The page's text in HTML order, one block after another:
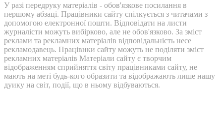
У разі передруку матеріалів - обов'язкове посилання в
першому абзаці. Працівники сайту спілкується з читачами з
допомогою електронної пошти. Відповідати на листи
журналісти можуть вибірково, але не обов'язково. За зміст
реклами та рекламних матеріалів відповідальність несе
рекламодавець. Працівнки сайту можуть не поділяти зміст
рекламних матеріалів Матеріали сайту є творчим
відображенням сприйняття світу працівниками сайту, не
мають на меті будь-кого образити та відображають лише нашу
дуику на світ, події, що в ньому відбуваються.